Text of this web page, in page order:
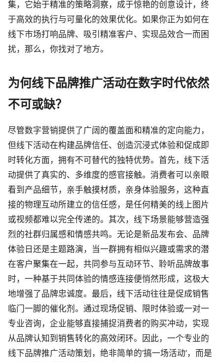
集，它始于精准的策略洞察，成于惊艳的创意设计，终
于高效的执行与可量化的效果优化。如果你正为如何在
线下市场打响品牌、吸引精准客户、实现品效合一而困
扰，那么，你找对了地方。
为何线下品牌推广活动在数字时代依然
不可或缺？
尽管数字营销提供了广阔的覆盖面和精准的定向能力，
但线下活动在构建品牌信任、创造沉浸式体验和促成即
时转化方面，拥有不可替代的独特优势。首先，线下活
动提供了真实的、多维度的感官接触。消费者可以亲眼
看到产品细节，亲手触摸材质，亲身体验服务，这种直
接的物理互动所建立的信任感，是任何精美的线上图片
或视频都难以完全传递的。其次，线下场景能够营造强
烈的社群归属感和情感共鸣。无论是新品发布会、品牌
体验日还是主题路演，当一群拥有相似兴趣或需求的潜
在客户聚集在一起，共同参与互动环节、聆听品牌故事
时，一种基于共同体验的情感连接便悄然形成，这极大
地增强了品牌忠诚度。最后，线下活动往往是促成销售
临门一脚的催化剂。通过现场促销、限时体验或一对一
专业咨询，企业能够直接捕捉消费者的购买冲动，实现
从品牌认知到销售转化的高效闭环。因此，一个专业的
线下品牌推广活动策划，绝非简单的‘搞一场活动’，而是